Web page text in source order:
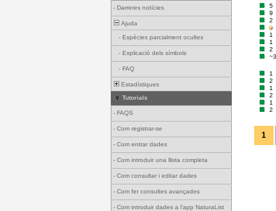
- Darreres notícies
Ajuda
- Espècies parcialment ocultes
- Explicació dels símbols
- FAQ
Estadístiques
Tutorials
- FAQS
- Com registrar-se
- Com entrar dades
- Com introduir una llista completa
- Com consultar i editar dades
- Com fer consultes avançades
- Com introduir dades a l'app NaturaList
5
9
2
1
1
2
1
2
1
2
1
2
1